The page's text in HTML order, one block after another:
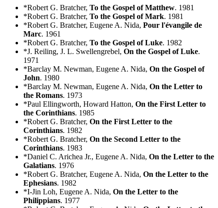
*Robert G. Bratcher, To the Gospel of Matthew. 1981
*Robert G. Bratcher, To the Gospel of Mark. 1981
*Robert G. Bratcher, Eugene A. Nida, Pour l'évangile de
Marc. 1961
*Robert G. Bratcher, To the Gospel of Luke. 1982
*J. Reiling, J. L. Swellengrebel, On the Gospel of Luke.
1971
*Barclay M. Newman, Eugene A. Nida, On the Gospel of
John. 1980
*Barclay M. Newman, Eugene A. Nida, On the Letter to
the Romans. 1973
*Paul Ellingworth, Howard Hatton, On the First Letter to
the Corinthians. 1985
*Robert G. Bratcher, On the First Letter to the
Corinthians. 1982
*Robert G. Bratcher, On the Second Letter to the
Corinthians. 1983
*Daniel C. Arichea Jr., Eugene A. Nida, On the Letter to the
Galatians. 1976
*Robert G. Bratcher, Eugene A. Nida, On the Letter to the
Ephesians. 1982
*I-Jin Loh, Eugene A. Nida, On the Letter to the
Philippians. 1977